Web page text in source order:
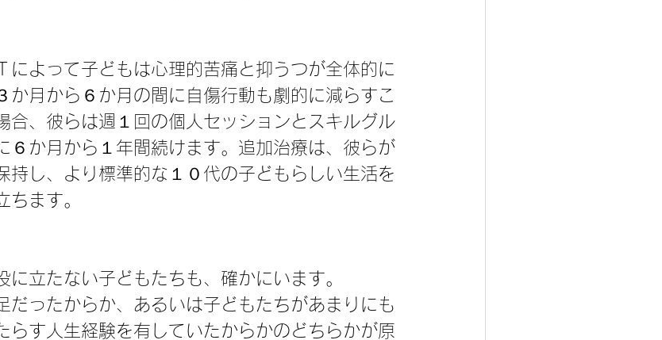
よって子どもは心理的苦痛と抑うつが全体的に
か月から６か月の間に自傷行動も劇的に減らすこ
合、彼らは週１回の個人セッションとスキルグル
６か月から１年間続けます。追加治療は、彼らが
持し、より標準的な１０代の子どもらしい生活を
ちます。
立たない子どもたちも、確かにいます。
ったからか、あるいは子どもたちがあまりにも
らす人生経験を有していたからかのどちらかが原